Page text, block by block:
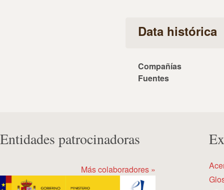
Data histórica
Compañías
Fuentes
Entidades patrocinadoras
Más colaboradores »